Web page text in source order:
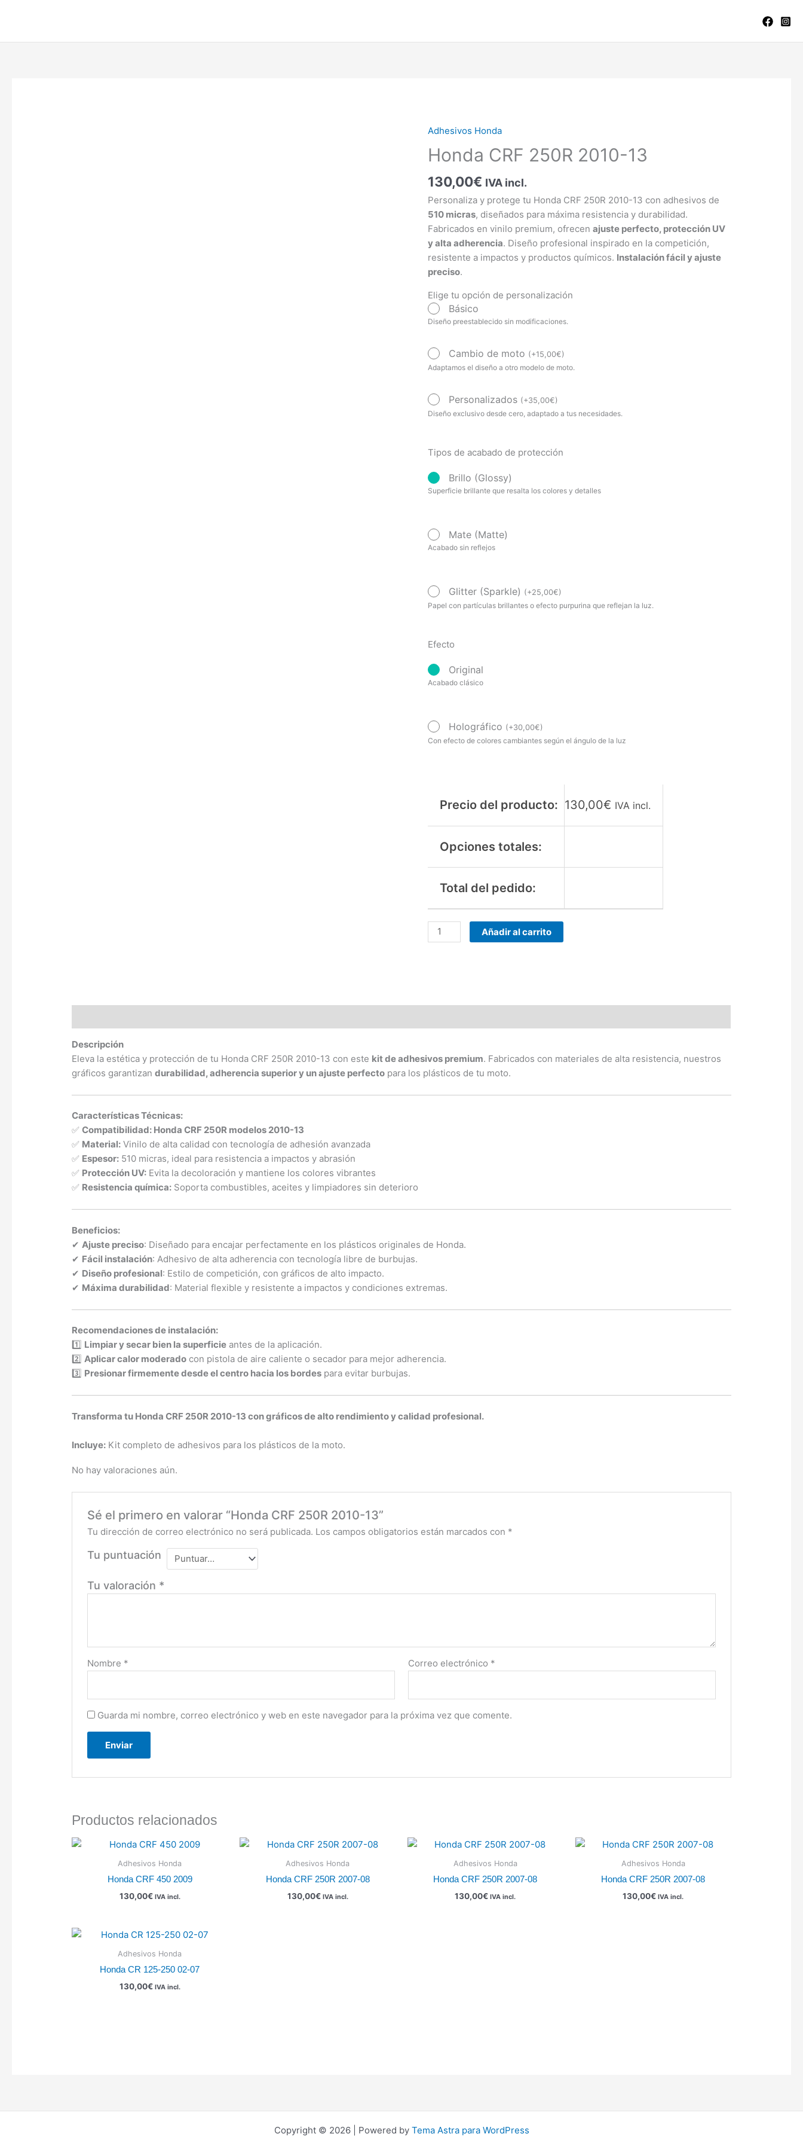
Adhesivos Honda
Honda CRF 250R 2010-13
130,00€ IVA incl.
Personaliza y protege tu Honda CRF 250R 2010-13 con adhesivos de
510 micras, diseñados para máxima resistencia y durabilidad.
Fabricados en vinilo premium, ofrecenajuste perfecto, protección UV
y alta adherencia. Diseño profesional inspirado en la competición,
resistente a impactos y productos químicos. Instalación fácil y ajuste
preciso.
Elige tu opción de personalización
Básico
Diseño preestablecido sin modificaciones.
Cambio de moto (+15,00€)
Adaptamos el diseño a otro modelo de moto.
Personalizados (+35,00€)
Diseño exclusivo desde cero, adaptado a tus necesidades.
Tipos de acabado de protección
Brillo (Glossy)
Superficie brillante que resalta los colores y detalles
Mate (Matte)
Acabado sin reflejos
Glitter (Sparkle) (+25,00€)
Papel con partículas brillantes o efecto purpurina que reflejan la luz.
Efecto
Original
Acabado clásico
Holográfico (+30,00€)
Con efecto de colores cambiantes según el ángulo de la luz
Precio del producto: 130,00€ IVA incl.
Opciones totales:
Total del pedido:
Honda
CRF
250R
2010-
13
cantidad
Añadir al carrito
Descripción
Eleva la estética y protección de tu Honda CRF 250R 2010-13 con este kit de adhesivos premium. Fabricados con materiales de alta resistencia, nuestros
gráficos garantizandurabilidad, adherencia superior y un ajuste perfecto para los plásticos de tu moto.
Características Técnicas:
✅Compatibilidad: Honda CRF 250R modelos 2010-13
✅ Material: Vinilo de alta calidad con tecnología de adhesión avanzada
✅ Espesor: 510 micras, ideal para resistencia a impactos y abrasión
✅ Protección UV: Evita la decoloración y mantiene los colores vibrantes
✅ Resistencia química: Soporta combustibles, aceites y limpiadores sin deterioro
Beneficios:
✔ Ajuste preciso: Diseñado para encajar perfectamente en los plásticos originales de Honda.
✔ Fácil instalación: Adhesivo de alta adherencia con tecnología libre de burbujas.
✔ Diseño profesional: Estilo de competición, con gráficos de alto impacto.
✔ Máxima durabilidad: Material flexible y resistente a impactos y condiciones extremas.
Recomendaciones de instalación:
1️⃣ Limpiar y secar bien la superficie antes de la aplicación.
2️⃣Aplicar calor moderado con pistola de aire caliente o secador para mejor adherencia.
3️⃣ Presionar firmemente desde el centro hacia los bordes para evitar burbujas.
Transforma tu Honda CRF 250R 2010-13 con gráficos de alto rendimiento y calidad profesional.
Incluye: Kit completo de adhesivos para los plásticos de la moto.
No hay valoraciones aún.
Sé el primero en valorar “Honda CRF 250R 2010-13”
Tu dirección de correo electrónico no será publicada. Los campos obligatorios están marcados con *
Tu puntuación
Tu valoración *
Nombre * Correo electrónico *
Guarda mi nombre, correo electrónico y web en este navegador para la próxima vez que comente.
Productos relacionados
Adhesivos Honda
Honda CRF 450 2009
130,00€ IVA incl.
Adhesivos Honda
Honda CRF 250R 2007-08
130,00€ IVA incl.
Adhesivos Honda
Honda CRF 250R 2007-08
130,00€ IVA incl.
Adhesivos Honda
Honda CRF 250R 2007-08
130,00€ IVA incl.
Adhesivos Honda
Honda CR 125-250 02-07
130,00€ IVA incl.
Copyright © 2026 | Powered by Tema Astra para WordPress